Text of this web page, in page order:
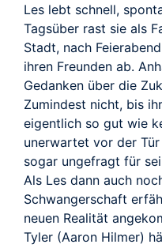
Les lebt schnell,
Tagsüber rast sie als
Stadt, nach
ihren Freunden ab.
Gedanken über die
Zumindest nicht, bis
eigentlich so gut wie
unerwartet vor der
sogar ungefragt für
Als Les dann auch
Schwangerschaft
neuen Realität
Tyler (Aaron Hilmer)